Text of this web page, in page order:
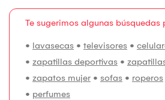
Te sugerimos algunas búsquedas
• lavasecas • televisores •
• zapatillas deportivas •
• zapatos mujer • sofas • roperos
• perfumes